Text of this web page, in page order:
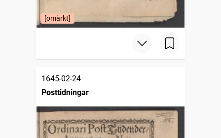
[omärkt]
1645-02-24
Posttidningar